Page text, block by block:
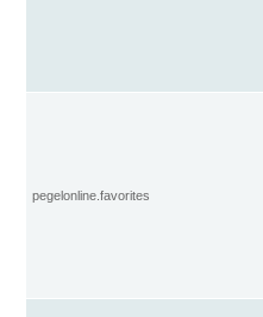
pegelonline.favorites